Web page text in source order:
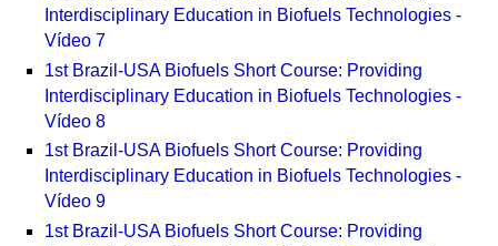
Interdisciplinary Education in Biofuels Technologies -
Vídeo 7
1st Brazil-USA Biofuels Short Course: Providing
Interdisciplinary Education in Biofuels Technologies -
Vídeo 8
1st Brazil-USA Biofuels Short Course: Providing
Interdisciplinary Education in Biofuels Technologies -
Vídeo 9
1st Brazil-USA Biofuels Short Course: Providing